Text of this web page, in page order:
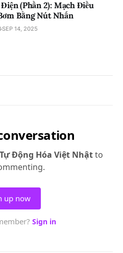
(Phần 2): Mạch Điều
Bằng Nút Nhấn
SEP 14, 2025